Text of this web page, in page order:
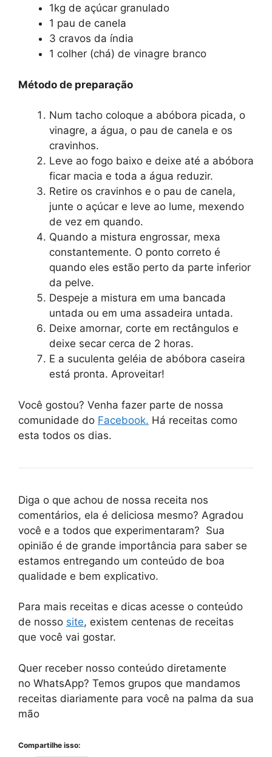
1kg de açúcar granulado
1 pau de canela
3 cravos da índia
1 colher (chá) de vinagre branco
Método de preparação
Num tacho coloque a abóbora picada, o
vinagre, a água, o pau de canela e os
cravinhos.
Leve ao fogo baixo e deixe até a abóbora
ficar macia e toda a água reduzir.
Retire os cravinhos e o pau de canela,
junte o açúcar e leve ao lume, mexendo
de vez em quando.
Quando a mistura engrossar, mexa
constantemente. O ponto correto é
quando eles estão perto da parte inferior
da pelve.
Despeje a mistura em uma bancada
untada ou em uma assadeira untada.
Deixe amornar, corte em rectângulos e
deixe secar cerca de 2 horas.
E a suculenta geléia de abóbora caseira
está pronta. Aproveitar!
Você gostou? Venha fazer parte de nossa
comunidade do Facebook. Há receitas como
esta todos os dias.
Diga o que achou de nossa receita nos
comentários, ela é deliciosa mesmo? Agradou
você e a todos que experimentaram? Sua
opinião é de grande importância para saber se
estamos entregando um conteúdo de boa
qualidade e bem explicativo.
Para mais receitas e dicas acesse o conteúdo
de nosso site, existem centenas de receitas
que você vai gostar.
Quer receber nosso conteúdo diretamente
no WhatsApp? Temos grupos que mandamos
receitas diariamente para você na palma da sua
mão
Compartilhe isso: